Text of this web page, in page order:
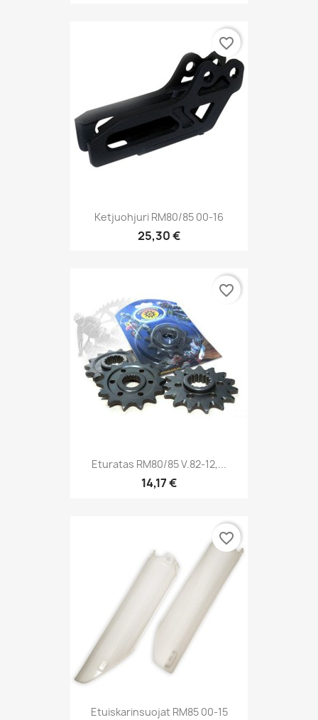
Ketjuohjuri RM80/85 00-16
25,30 €
favorite_border
Eturatas RM80/85 V.82-12,...
14,17 €
favorite_border
Etuiskarinsuojat RM85 00-15
favorite_border